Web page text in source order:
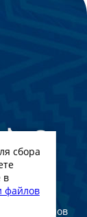
2022
материалов
сбора
в
файлов